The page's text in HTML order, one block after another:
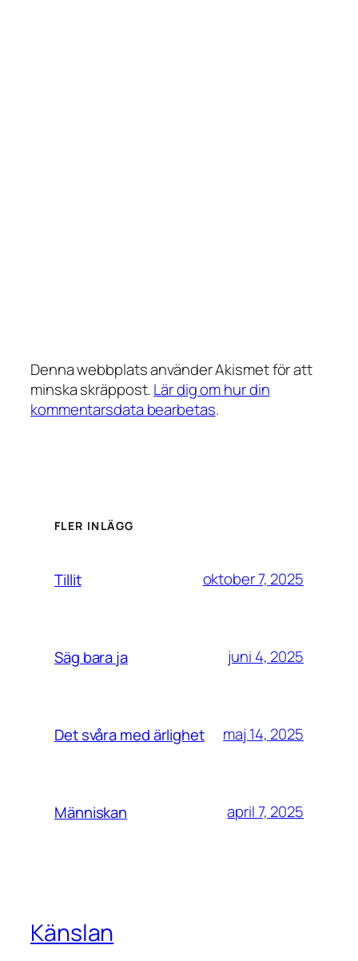
Denna webbplats använder Akismet för att
minska skräppost. Lär dig om hur din
kommentarsdata bearbetas.
FLER INLÄGG
Tillit oktober 7, 2025
Säg bara ja juni 4, 2025
Det svåra med ärlighet maj 14, 2025
Människan april 7, 2025
Känslan